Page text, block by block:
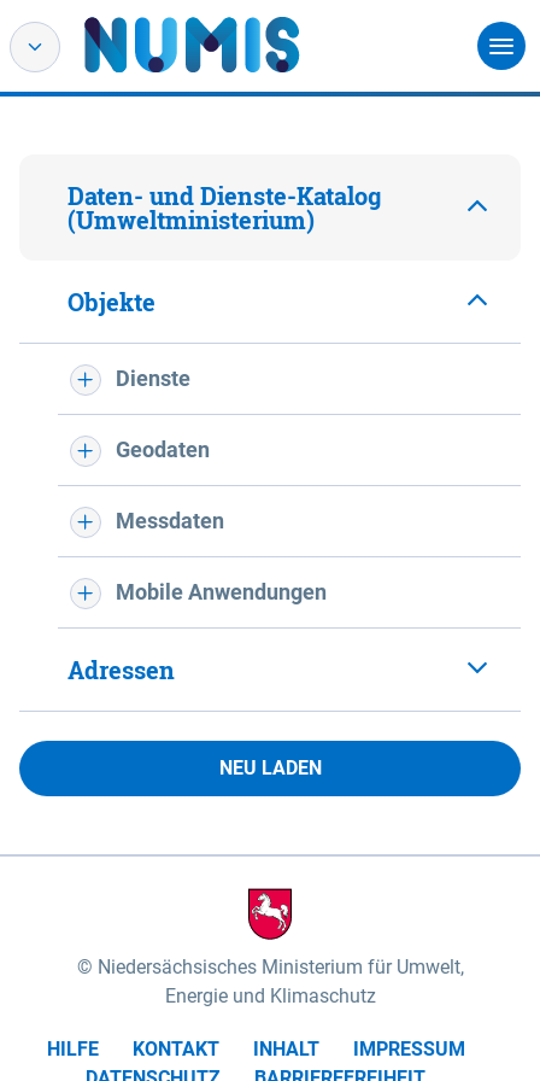
Daten- und Dienste-Katalog
(Umweltministerium)
Objekte
Dienste
Geodaten
Messdaten
Mobile Anwendungen
Adressen
NEU LADEN
Niedersächsisches Ministerium für Umwelt,
Energie und Klimaschutz
HILFE KONTAKT INHALT
IMPRESSUM